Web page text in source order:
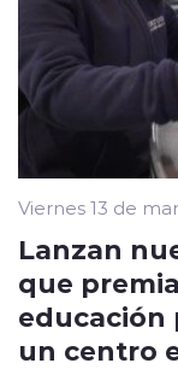
Viernes 13 de
Lanzan
que
educación
un centro